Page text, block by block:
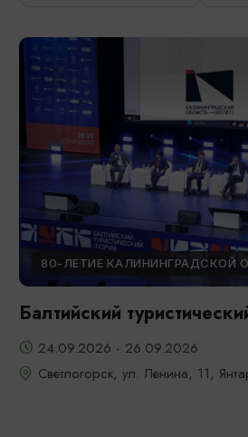
80-ЛЕТИЕ КАЛИНИНГРАДСКОЙ
Балтийский
24.09.2026 - 26.09.2026
Светлогорск, ул. Ленина, 11,